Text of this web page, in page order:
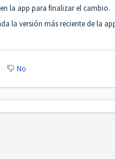
la app para finalizar el cambio.
la versión más reciente de la
No